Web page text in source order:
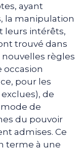
ayant
la manipulation
leurs intérêts,
trouvé dans
nouvelles règles
pour les
de
de
du pouvoir
admises. Ce
terme à une